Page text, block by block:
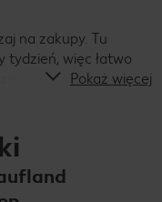
na zakupy. Tu
tydzień, więc łatwo
Pokaż więcej